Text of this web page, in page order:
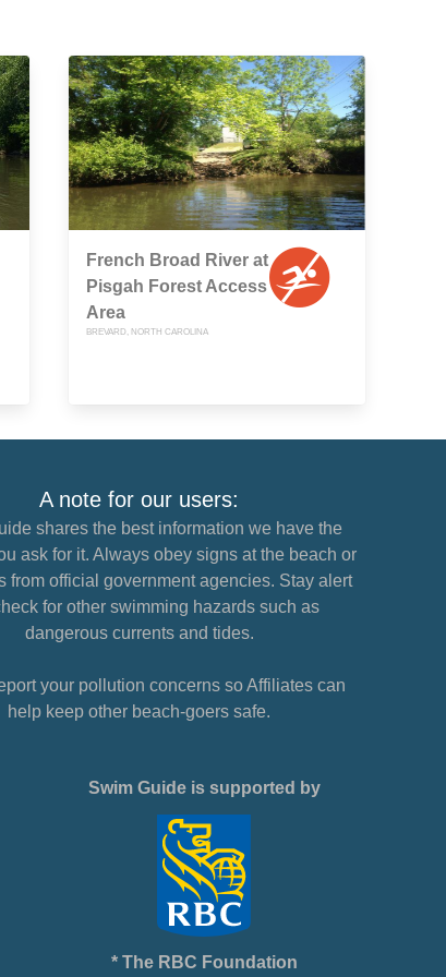
French Broad River at
Pisgah Forest Access
Area
BREVARD, NORTH CAROLINA
A note for our users:
shares the best information we have the
ask for it. Always obey signs at the beach or
from official government agencies. Stay alert
for other swimming hazards such as
dangerous currents and tides.
your pollution concerns so Affiliates can
help keep other beach-goers safe.
Swim Guide is supported by
* The RBC Foundation